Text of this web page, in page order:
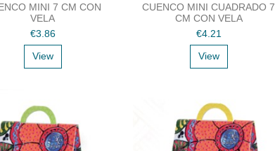
MINI 7 CM CON
VELA
€3.86
View
CUENCO MINI CUADRADO 7
CM CON VELA
€4.21
View